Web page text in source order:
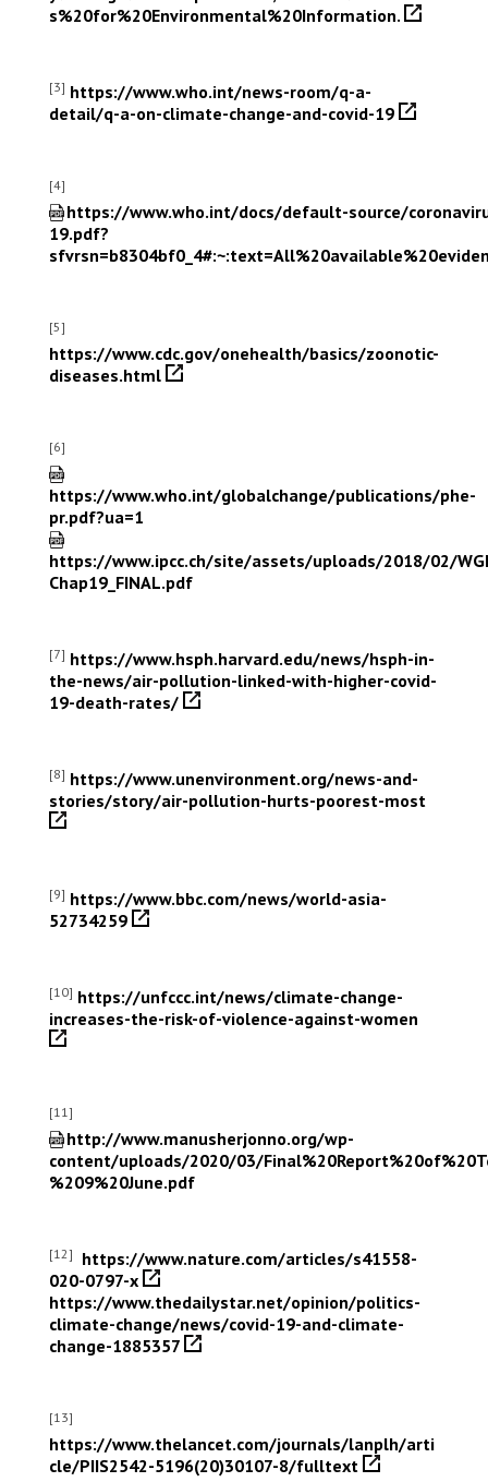
s%20for%20Environmental%20Information.
[3] https://www.who.int/news-room/q-a-
detail/q-a-on-climate-change-and-covid-19
[4]
https://www.who.int/docs/default-source/
19.pdf?
[5]
https://www.cdc.gov/onehealth/basics/zoonotic-
diseases.html
[6]
https://www.who.int/globalchange/publications/phe-
pr.pdf?ua=1
https://www.ipcc.ch/site/assets/uploads/2018/02/
Chap19_FINAL.pdf
[7] https://www.hsph.harvard.edu/news/hsph-in-
the-news/air-pollution-linked-with-higher-covid-
19-death-rates/
[8] https://www.unenvironment.org/news-and-
stories/story/air-pollution-hurts-poorest-most
[9] https://www.bbc.com/news/world-asia-
52734259
[10] https://unfccc.int/news/climate-change-
increases-the-risk-of-violence-against-women
[11]
http://www.manusherjonno.org/wp-
content/uploads/2020/03/
%209%20June.pdf
[12]
https://www.nature.com/articles/s41558-
020-0797-x
https://www.thedailystar.net/opinion/politics-
climate-change/news/covid-19-and-climate-
change-1885357
[13]
https://www.thelancet.com/journals/lanplh/arti
cle/PIIS2542-5196(20)30107-8/fulltext